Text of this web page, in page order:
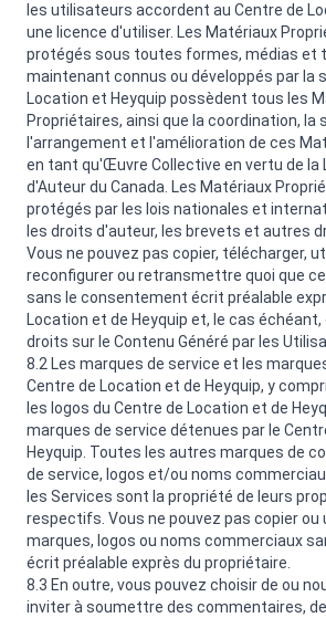
les utilisateurs accordent au Centre de
une licence d'utiliser. Les Matériaux
protégés sous toutes formes, médias et
maintenant connus ou développés par la
Location et Heyquip possèdent tous les
Propriétaires, ainsi que la coordination, la
l'arrangement et l'amélioration de ces
en tant qu'Œuvre Collective en vertu de la
d'Auteur du Canada. Les Matériaux
protégés par les lois nationales et
les droits d'auteur, les brevets et autres
Vous ne pouvez pas copier, télécharger,
reconfigurer ou retransmettre quoi que
sans le consentement écrit préalable
Location et de Heyquip et, le cas
droits sur le Contenu Généré par les
8.2 Les marques de service et les
Centre de Location et de Heyquip, y
les logos du Centre de Location et de
marques de service détenues par le
Heyquip. Toutes les autres marques de
de service, logos et/ou noms
les Services sont la propriété de leurs
respectifs. Vous ne pouvez pas copier ou
marques, logos ou noms commerciaux
écrit préalable exprès du propriétaire.
8.3 En outre, vous pouvez choisir de ou
inviter à soumettre des commentaires,